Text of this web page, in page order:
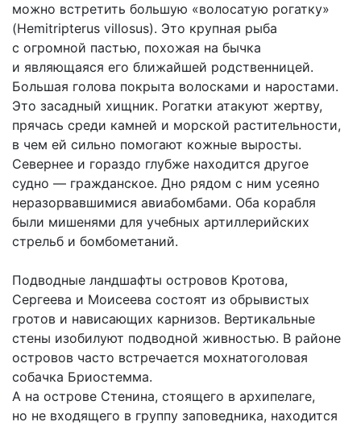
можно встретить большую «волосатую рогатку»
(Hemitripterus villosus). Это крупная рыба
с огромной пастью, похожая на бычка
и являющаяся его ближайшей родственницей.
Большая голова покрыта волосками и наростами.
Это засадный хищник. Рогатки атакуют жертву,
прячась среди камней и морской растительности,
в чем ей сильно помогают кожные выросты.
Севернее и гораздо глубже находится другое
судно — гражданское. Дно рядом с ним усеяно
неразорвавшимися авиабомбами. Оба корабля
были мишенями для учебных артиллерийских
стрельб и бомбометаний.
Подводные ландшафты островов Кротова,
Сергеева и Моисеева состоят из обрывистых
гротов и нависающих карнизов. Вертикальные
стены изобилуют подводной живностью. В районе
островов часто встречается мохнатоголовая
собачка Бриостемма.
А на острове Стенина, стоящего в архипелаге,
но не входящего в группу заповедника, находится